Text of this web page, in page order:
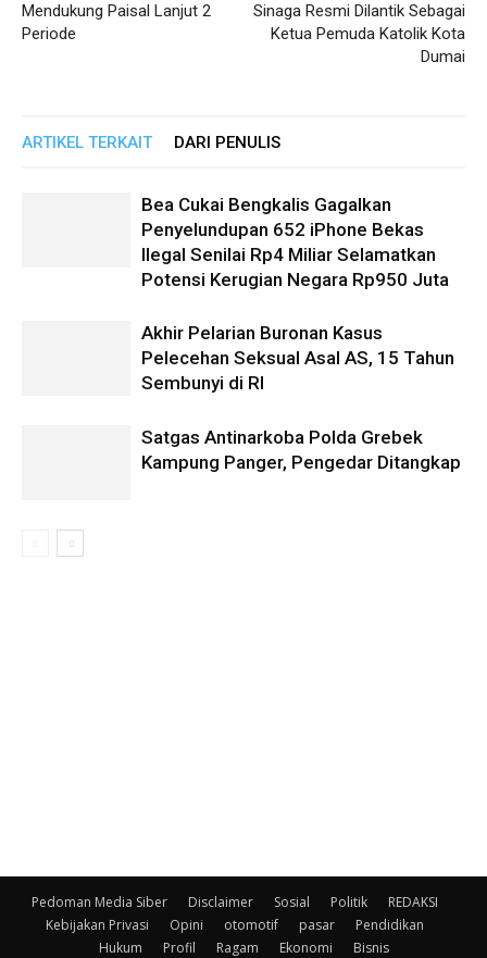
Mendukung Paisal Lanjut 2
Periode
Sinaga Resmi Dilantik Sebagai
Ketua Pemuda Katolik Kota
Dumai
ARTIKEL TERKAIT DARI PENULIS
Bea Cukai Bengkalis Gagalkan
Penyelundupan 652 iPhone Bekas
Ilegal Senilai Rp4 Miliar Selamatkan
Potensi Kerugian Negara Rp950 Juta
Akhir Pelarian Buronan Kasus
Pelecehan Seksual Asal AS, 15 Tahun
Sembunyi di RI
Satgas Antinarkoba Polda Grebek
Kampung Panger, Pengedar Ditangkap
Pedoman Media Siber Disclaimer Sosial Politik
REDAKSI
Kebijakan Privasi
Opini otomotif pasar
Pendidikan
Hukum
Profil Ragam Ekonomi Bisnis